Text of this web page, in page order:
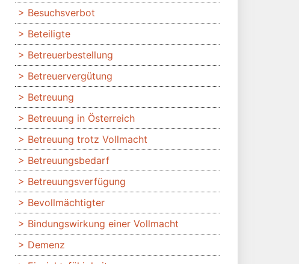
Besuchsverbot
Beteiligte
Betreuerbestellung
Betreuervergütung
Betreuung
Betreuung in Österreich
Betreuung trotz Vollmacht
Betreuungsbedarf
Betreuungsverfügung
Bevollmächtigter
Bindungswirkung einer Vollmacht
Demenz